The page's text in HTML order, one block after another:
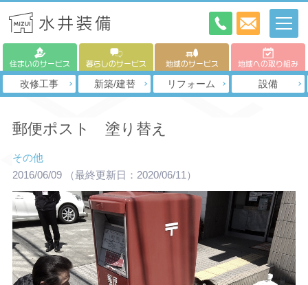
住まいのサービス 暮らしのサービス 地域のサービス 地域への取り組み
改修工事 新築/建替 リフォーム 設備
郵便ポスト 塗り替え
その他
2016/06/09
（最終更新日：2020/06/11）